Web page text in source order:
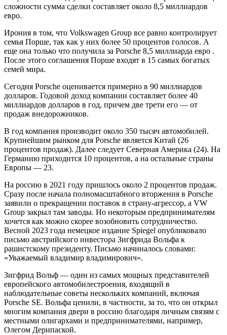
сложности сумма сделки составляет около 8,5 миллиардов
евро.
Ирония в том, что Volkswagen Group все равно контролирует
семья Порше, так как у них более 50 процентов голосов. А
еще она только что получила за Porsche 8,5 миллиарда евро .
После этого соглашения Порше входят в 15 самых богатых
семей мира.
Сегодня Porsche оценивается примерно в 90 миллиардов
долларов. Годовой доход компании составляет более 40
миллиардов долларов в год, причем две трети его — от
продаж внедорожников.
В год компания производит около 350 тысяч автомобилей.
Крупнейшим рынком для Porsche является Китай (26
процентов продаж). Далее следует Северная Америка (24). На
Германию приходится 10 процентов, а на остальные страны
Европы — 23.
На россию в 2021 году пришлось около 2 процентов продаж.
Сразу после начала полномасштабного вторжения в Porsche
заявили о прекращении поставок в страну-агрессор, а VW
Group закрыл там заводы. Но некоторым предпринимателям
хочется как можно скорее возобновить сотрудничество.
Весной 2023 года немецкое издание Spiegel опубликовало
письмо австрийского инвестора Зигфрида Вольфа к
рашистскому президенту. Письмо начиналось словами:
«Уважаемый владимир владимирович».
Зигфрид Вольф — один из самых мощных представителей
европейского автомобилестроения, входящий в
наблюдательные советы нескольких компаний, включая
Porsche SE. Вольфа ценили, в частности, за то, что он открыл
многим компания двери в россию благодаря личным связям с
местными олигархами и предпринимателями, например,
Олегом Дерипаской.